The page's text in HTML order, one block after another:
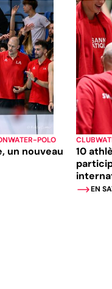
WATER-POLO
un nouveau
CLUB
10
EN